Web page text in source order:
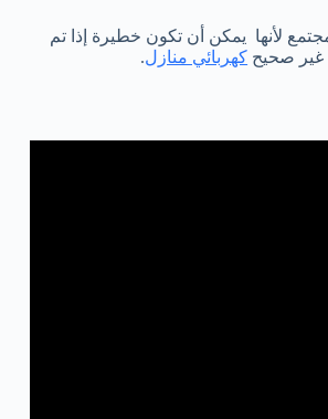
لأنها يمكن أن تكون خطيرة إذا تم
غير صحيح كهربائي منازل.